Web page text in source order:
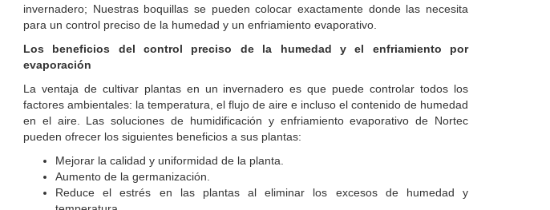
invernadero; Nuestras boquillas se pueden colocar exactamente donde las necesita
para un control preciso de la humedad y un enfriamiento evaporativo.
Los beneficios del control preciso de la humedad y el enfriamiento por
evaporación
La ventaja de cultivar plantas en un invernadero es que puede controlar todos los
factores ambientales: la temperatura, el flujo de aire e incluso el contenido de humedad
en el aire. Las soluciones de humidificación y enfriamiento evaporativo de Nortec
pueden ofrecer los siguientes beneficios a sus plantas:
Mejorar la calidad y uniformidad de la planta.
Aumento de la germanización.
Reduce el estrés en las plantas al eliminar los excesos de humedad y